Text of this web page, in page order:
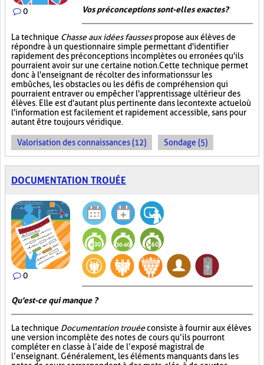
0 Vos préconceptions sont-elles exactes ?
La technique Chasse aux idées faussespropose aux élèves de
répondre à un questionnaire simple permettant d'identifier
rapidement des préconceptions incomplètes ou erronées qu'ils
pourraient avoir sur une certaine notion. Cette technique permet
donc à l'enseignant de récolter des informations sur les
embûches, les obstacles ou les défis de compréhension qui
pourraient entraver ou empêcher l'apprentissage ultérieur des
élèves. Elle est d'autant plus pertinente dans le contexte actuel où
l'information est facilement et rapidement accessible, sans pour
autant être toujours véridique.
Valorisation des connaissances (12) Sondage (5)
DOCUMENTATION TROUÉE
0
Qu'est-ce qui manque ?
La technique Documentation trouéeconsiste à fournir aux élèves
une version incomplète des notes de cours qu’ils pourront
compléter en classe à l’aide de l’exposé magistral de
l’enseignant. Généralement, les éléments manquants dans les